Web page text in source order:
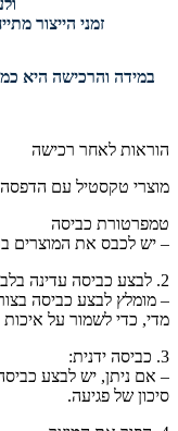
זמני הייצור
הוראות לאחר רכישה
מוצרי טקסטיל עם
טמפרטורת כביסה
– יש לכבס את המוצרים בטמפרטורה של
2. לבצע כביסה עדינה בלבד או ידנית
– מומלץ לבצע כביסה
מדי, כדי לשמור על
3. כביסה ידנית:
– אם ניתן, יש לבצע
סיכון של פגיעה.